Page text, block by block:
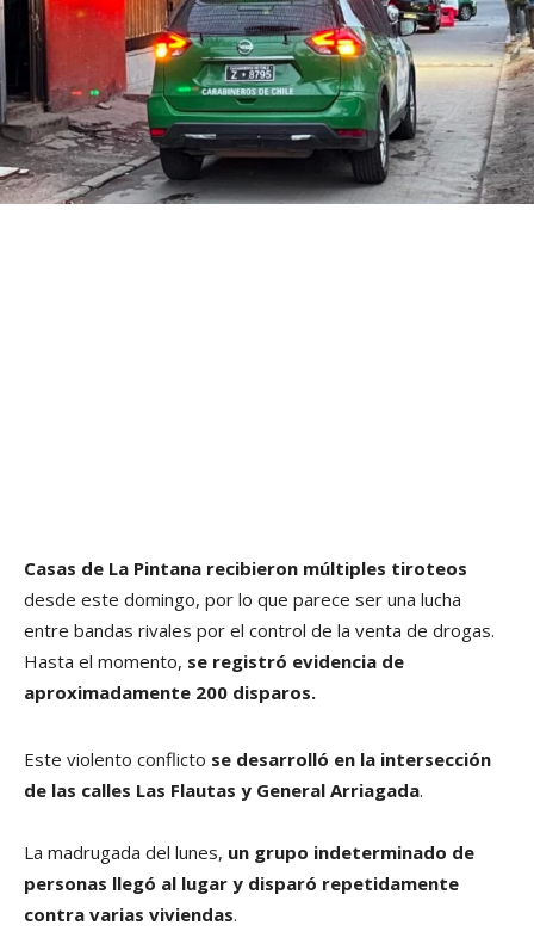
Casas de La Pintana recibieron múltiples tiroteos
desde este domingo, por lo que parece ser una lucha
entre bandas rivales por el control de la venta de drogas.
Hasta el momento, se registró evidencia de
aproximadamente 200 disparos.
Este violento conflicto se desarrolló en la intersección
de las calles Las Flautas y General Arriagada.
La madrugada del lunes, un grupo indeterminado de
personas llegó al lugar y disparó repetidamente
contra varias viviendas.